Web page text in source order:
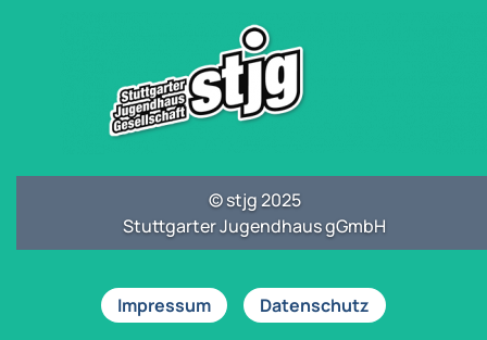
© stjg 2025
Stuttgarter Jugendhaus gGmbH
Impressum Datenschutz